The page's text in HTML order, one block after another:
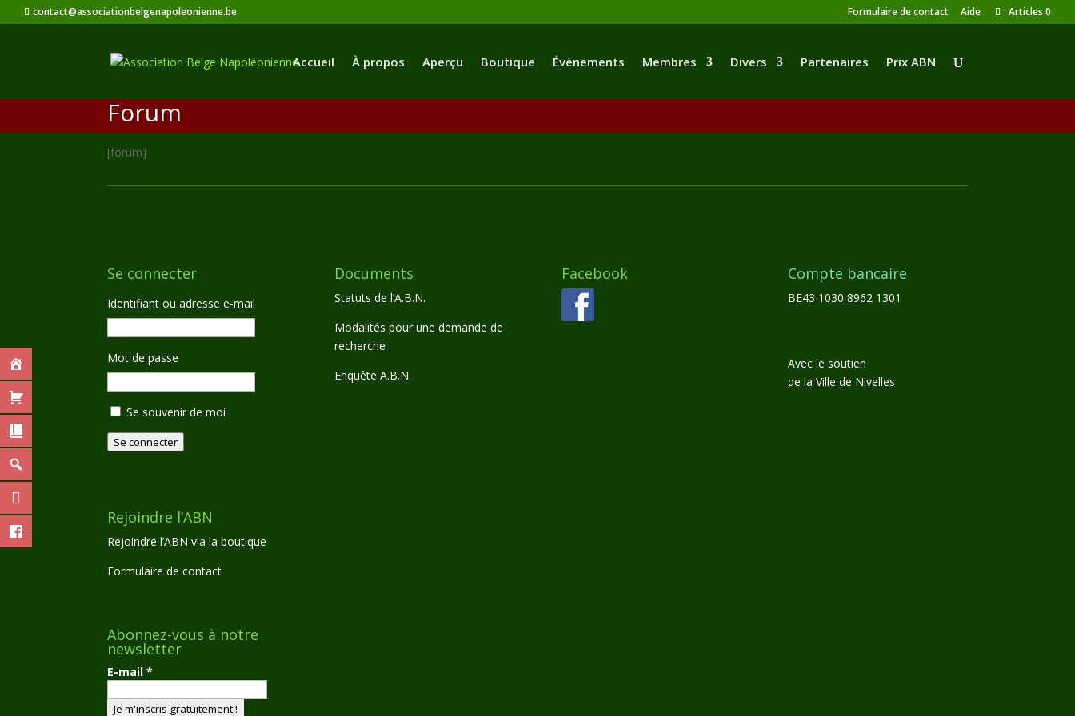
contact@associationbelgenapoleonienne.be Formulaire de contact Aide Articles 0
Accueil À propos Aperçu Boutique Évènements Membres Divers Partenaires Prix ABN
Forum
[forum]
Se connecter
Identifiant ou adresse e-mail
Mot de passe
Se souvenir de moi
Se connecter
Rejoindre l’ABN
Rejoindre l’ABN via la boutique
Formulaire de contact
Abonnez-vous à notre
newsletter
E-mail*
Documents
Statuts de l’A.B.N.
Modalités pour une demande de
recherche
Enquête A.B.N.
Facebook Compte bancaire
BE43 1030 8962 1301
Avec le soutien
de la Ville de Nivelles